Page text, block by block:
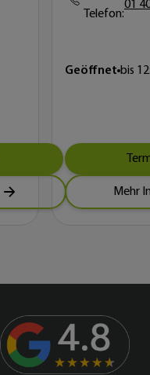
Telefon:
01
Geöffnet bis
Mehr